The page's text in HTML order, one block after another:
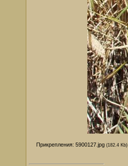
Прикрепления: 5900127.jpg (182.4 Kb)